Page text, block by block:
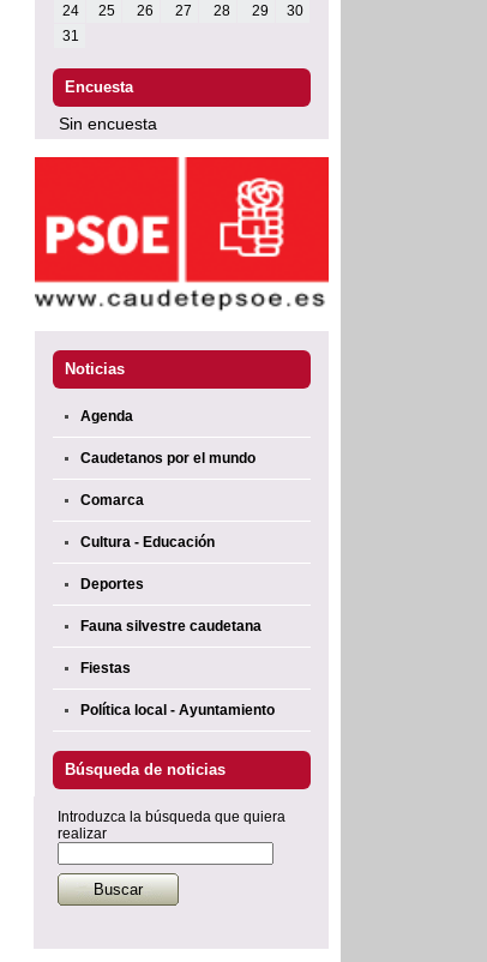
24
25 26 27 28 29
30
31
Encuesta
Sin encuesta
Noticias
Agenda
Caudetanos por el mundo
Comarca
Cultura - Educación
Deportes
Fauna silvestre caudetana
Fiestas
Política local - Ayuntamiento
Búsqueda de noticias
Introduzca la búsqueda que quiera
realizar